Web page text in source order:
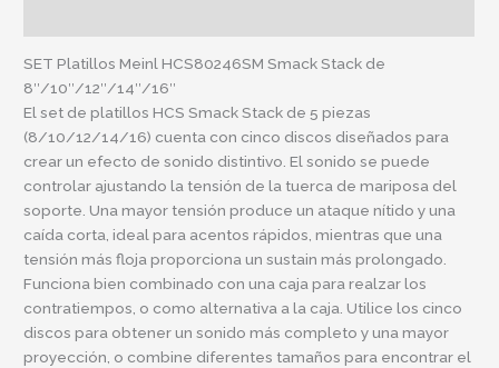
SET Platillos Meinl HCS80246SM Smack Stack de
8″/10″/12″/14″/16″
El set de platillos HCS Smack Stack de 5 piezas
(8/10/12/14/16) cuenta con cinco discos diseñados para
crear un efecto de sonido distintivo. El sonido se puede
controlar ajustando la tensión de la tuerca de mariposa del
soporte. Una mayor tensión produce un ataque nítido y una
caída corta, ideal para acentos rápidos, mientras que una
tensión más floja proporciona un sustain más prolongado.
Funciona bien combinado con una caja para realzar los
contratiempos, o como alternativa a la caja. Utilice los cinco
discos para obtener un sonido más completo y una mayor
proyección, o combine diferentes tamaños para encontrar el